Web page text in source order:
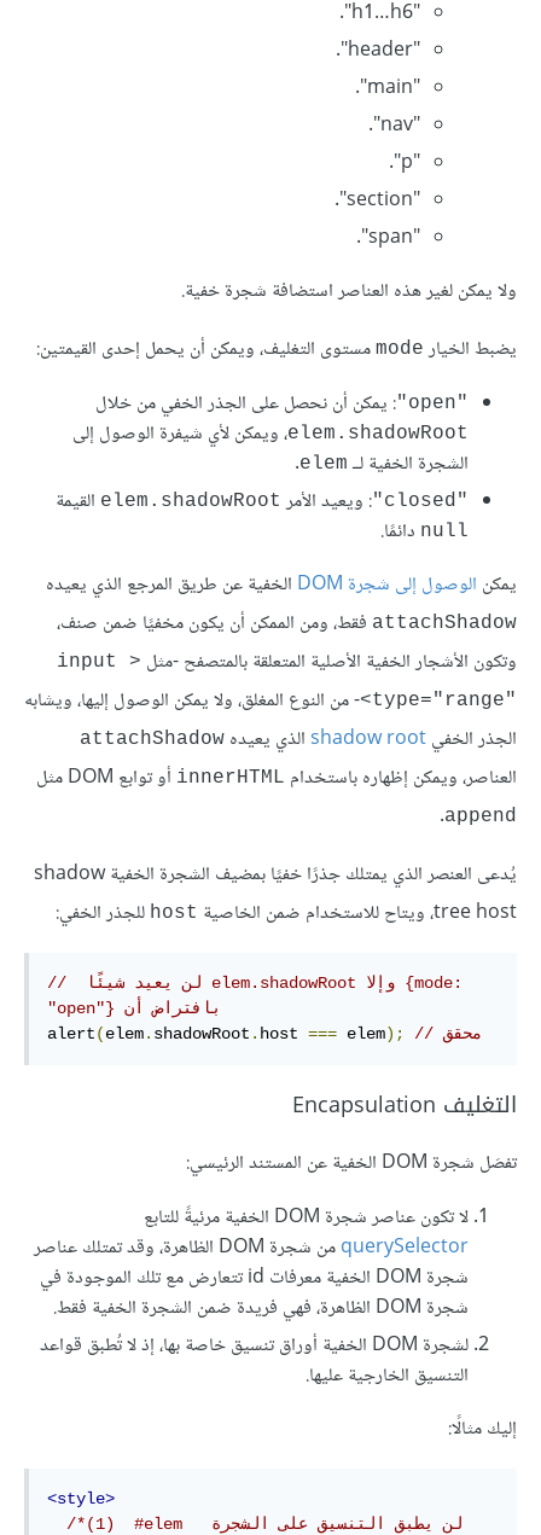
"h1…h6".
"header".
"main".
"nav".
"p".
"section".
"span".
ولا يمكن لغير هذه العناصر استضافة شجرة خفية.
يضبط الخيار mode مستوى التغليف، ويمكن أن يحمل إحدى القيمتين:
"open" : يمكن أن نحصل على الجذر الخفي من خلال
elem.shadowRoot، ويمكن لأي شيفرة الوصول إلى
الشجرة الخفية لــ elem
.
"closed" : ويعيد الأمر elem.shadowRoot القيمة
null دائمًا.
يمكن الوصول إلى شجرة DOM الخفية عن طريق المرجع الذي يعيده
attachShadow فقط، ومن الممكن أن يكون مخفيًا ضمن صنف،
وتكون الأشجار الخفية الأصلية المتعلقة بالمتصفح -مثل
<input
type="range"
>- من النوع المغلق، ولا يمكن الوصول إليها، ويشابه
الجذر الخفيshadow rootالذي يعيده attachShadow
العناصر، ويمكن إظهاره باستخدام innerHTML أو توابع DOM مثل
append
.
يُدعى العنصر الذي يمتلك جذرًا خفيًا بمضيف الشجرة الخفية shadow
tree host، ويتاح للاستخدام ضمن الخاصية
host للجذر الخفي:
//  لن يعيد شيئًا elem.shadowRoot وإلا {mode:
alert(elem. shadowRoot . host === elem); // محقق
التغليف Encapsulation
تفصَل شجرة DOM الخفية عن المستند الرئيسي:
لا تكون عناصر شجرة DOM الخفية مرئيةً للتابع
querySelector
من شجرة DOM الظاهرة، وقد تمتلك عناصر
شجرة DOM الخفية معرفات id تتعارض مع تلك الموجودة في
شجرة DOM الظاهرة، فهي فريدة ضمن الشجرة الخفية فقط.
لشجرة DOM الخفية أوراق تنسيق خاصة بها، إذ لا تُطبق قواعد
التنسيق الخارجية عليها.
إليك مثالًا:
<style>
/*(1)  #elem  لن يطبق التنسيق على الشجرة